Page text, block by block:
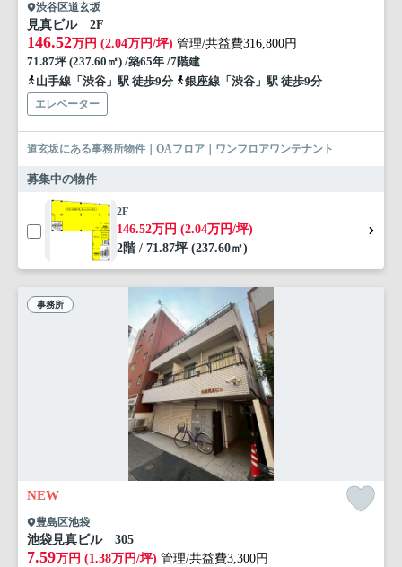
渋谷区道玄坂
見真ビル 2F
146.52万円 (2.04万円/坪) 管理/共益費316,800円
71.87坪 (237.60㎡) /築65年 /7階建
山手線「渋谷」駅 徒歩9分
銀座線「渋谷」駅 徒歩9分
エレベーター
道玄坂にある事務所物件｜OAフロア｜ワンフロアワンテナント
募集中の物件
2F
146.52万円 (2.04万円/坪)
2階 / 71.87坪 (237.60㎡)
事務所
NEW
豊島区池袋
池袋見真ビル 305
7.59万円 (1.38万円/坪) 管理/共益費3,300円